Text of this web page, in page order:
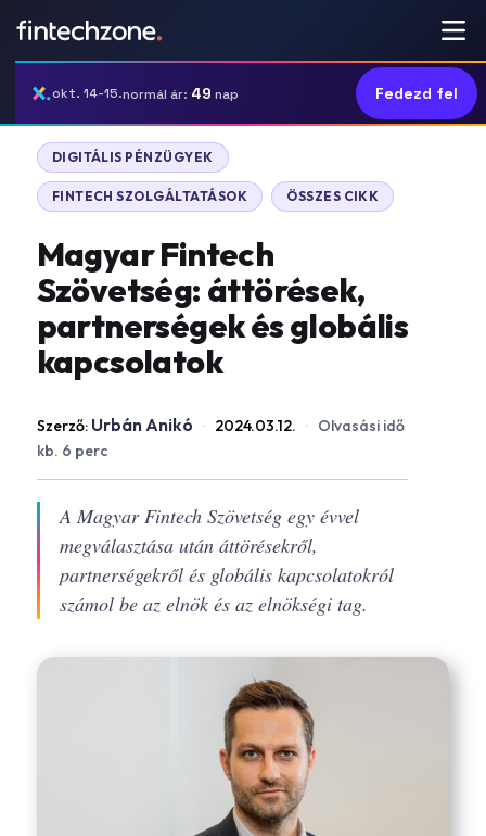
okt. 14-15.normál ár: 49 nap Fedezd fel
DIGITÁLIS PÉNZÜGYEK
FINTECH SZOLGÁLTATÁSOK ÖSSZES CIKK
Magyar Fintech
Szövetség: áttörések,
partnerségek és globális
kapcsolatok
Szerző: Urbán Anikó · 2024.03.12. · Olvasási idő
kb. 6 perc
A Magyar Fintech Szövetség egy évvel
megválasztása után áttörésekről,
partnerségekről és globális kapcsolatokról
számol be az elnök és az elnökségi tag.